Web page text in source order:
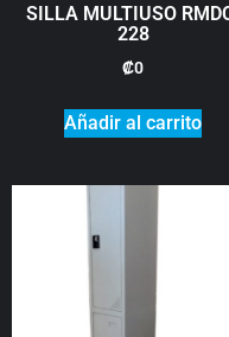
SILLA MULTIUSO
228
₡0
Añadir al carrito